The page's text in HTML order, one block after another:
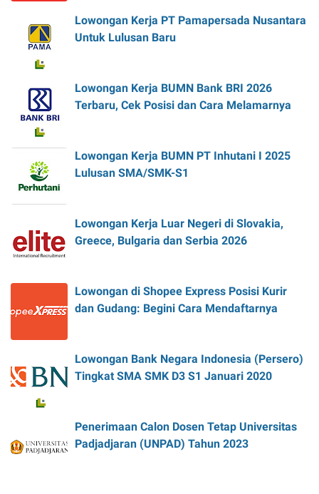
Lowongan Kerja PT Pamapersada Nusantara
Untuk Lulusan Baru
Lowongan Kerja BUMN Bank BRI 2026
Terbaru, Cek Posisi dan Cara Melamarnya
Lowongan Kerja BUMN PT Inhutani I 2025
Lulusan SMA/SMK-S1
Lowongan Kerja Luar Negeri di Slovakia,
Greece, Bulgaria dan Serbia 2026
Lowongan di Shopee Express Posisi Kurir
dan Gudang: Begini Cara Mendaftarnya
Lowongan Bank Negara Indonesia (Persero)
Tingkat SMA SMK D3 S1 Januari 2020
Penerimaan Calon Dosen Tetap Universitas
Padjadjaran (UNPAD) Tahun 2023